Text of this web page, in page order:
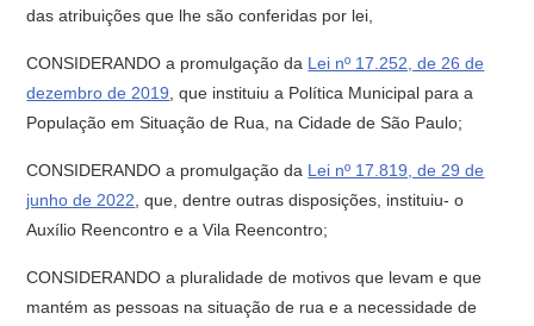
das atribuições que lhe são conferidas por lei,
CONSIDERANDO a promulgação da Lei nº 17.252, de 26 de
dezembro de 2019 , que instituiu a Política Municipal para a
População em Situação de Rua, na Cidade de São Paulo;
CONSIDERANDO a promulgação da Lei nº 17.819, de 29 de
junho de 2022 , que, dentre outras disposições, instituiu- o
Auxílio Reencontro e a Vila Reencontro;
CONSIDERANDO a pluralidade de motivos que levam e que
mantém as pessoas na situação de rua e a necessidade de